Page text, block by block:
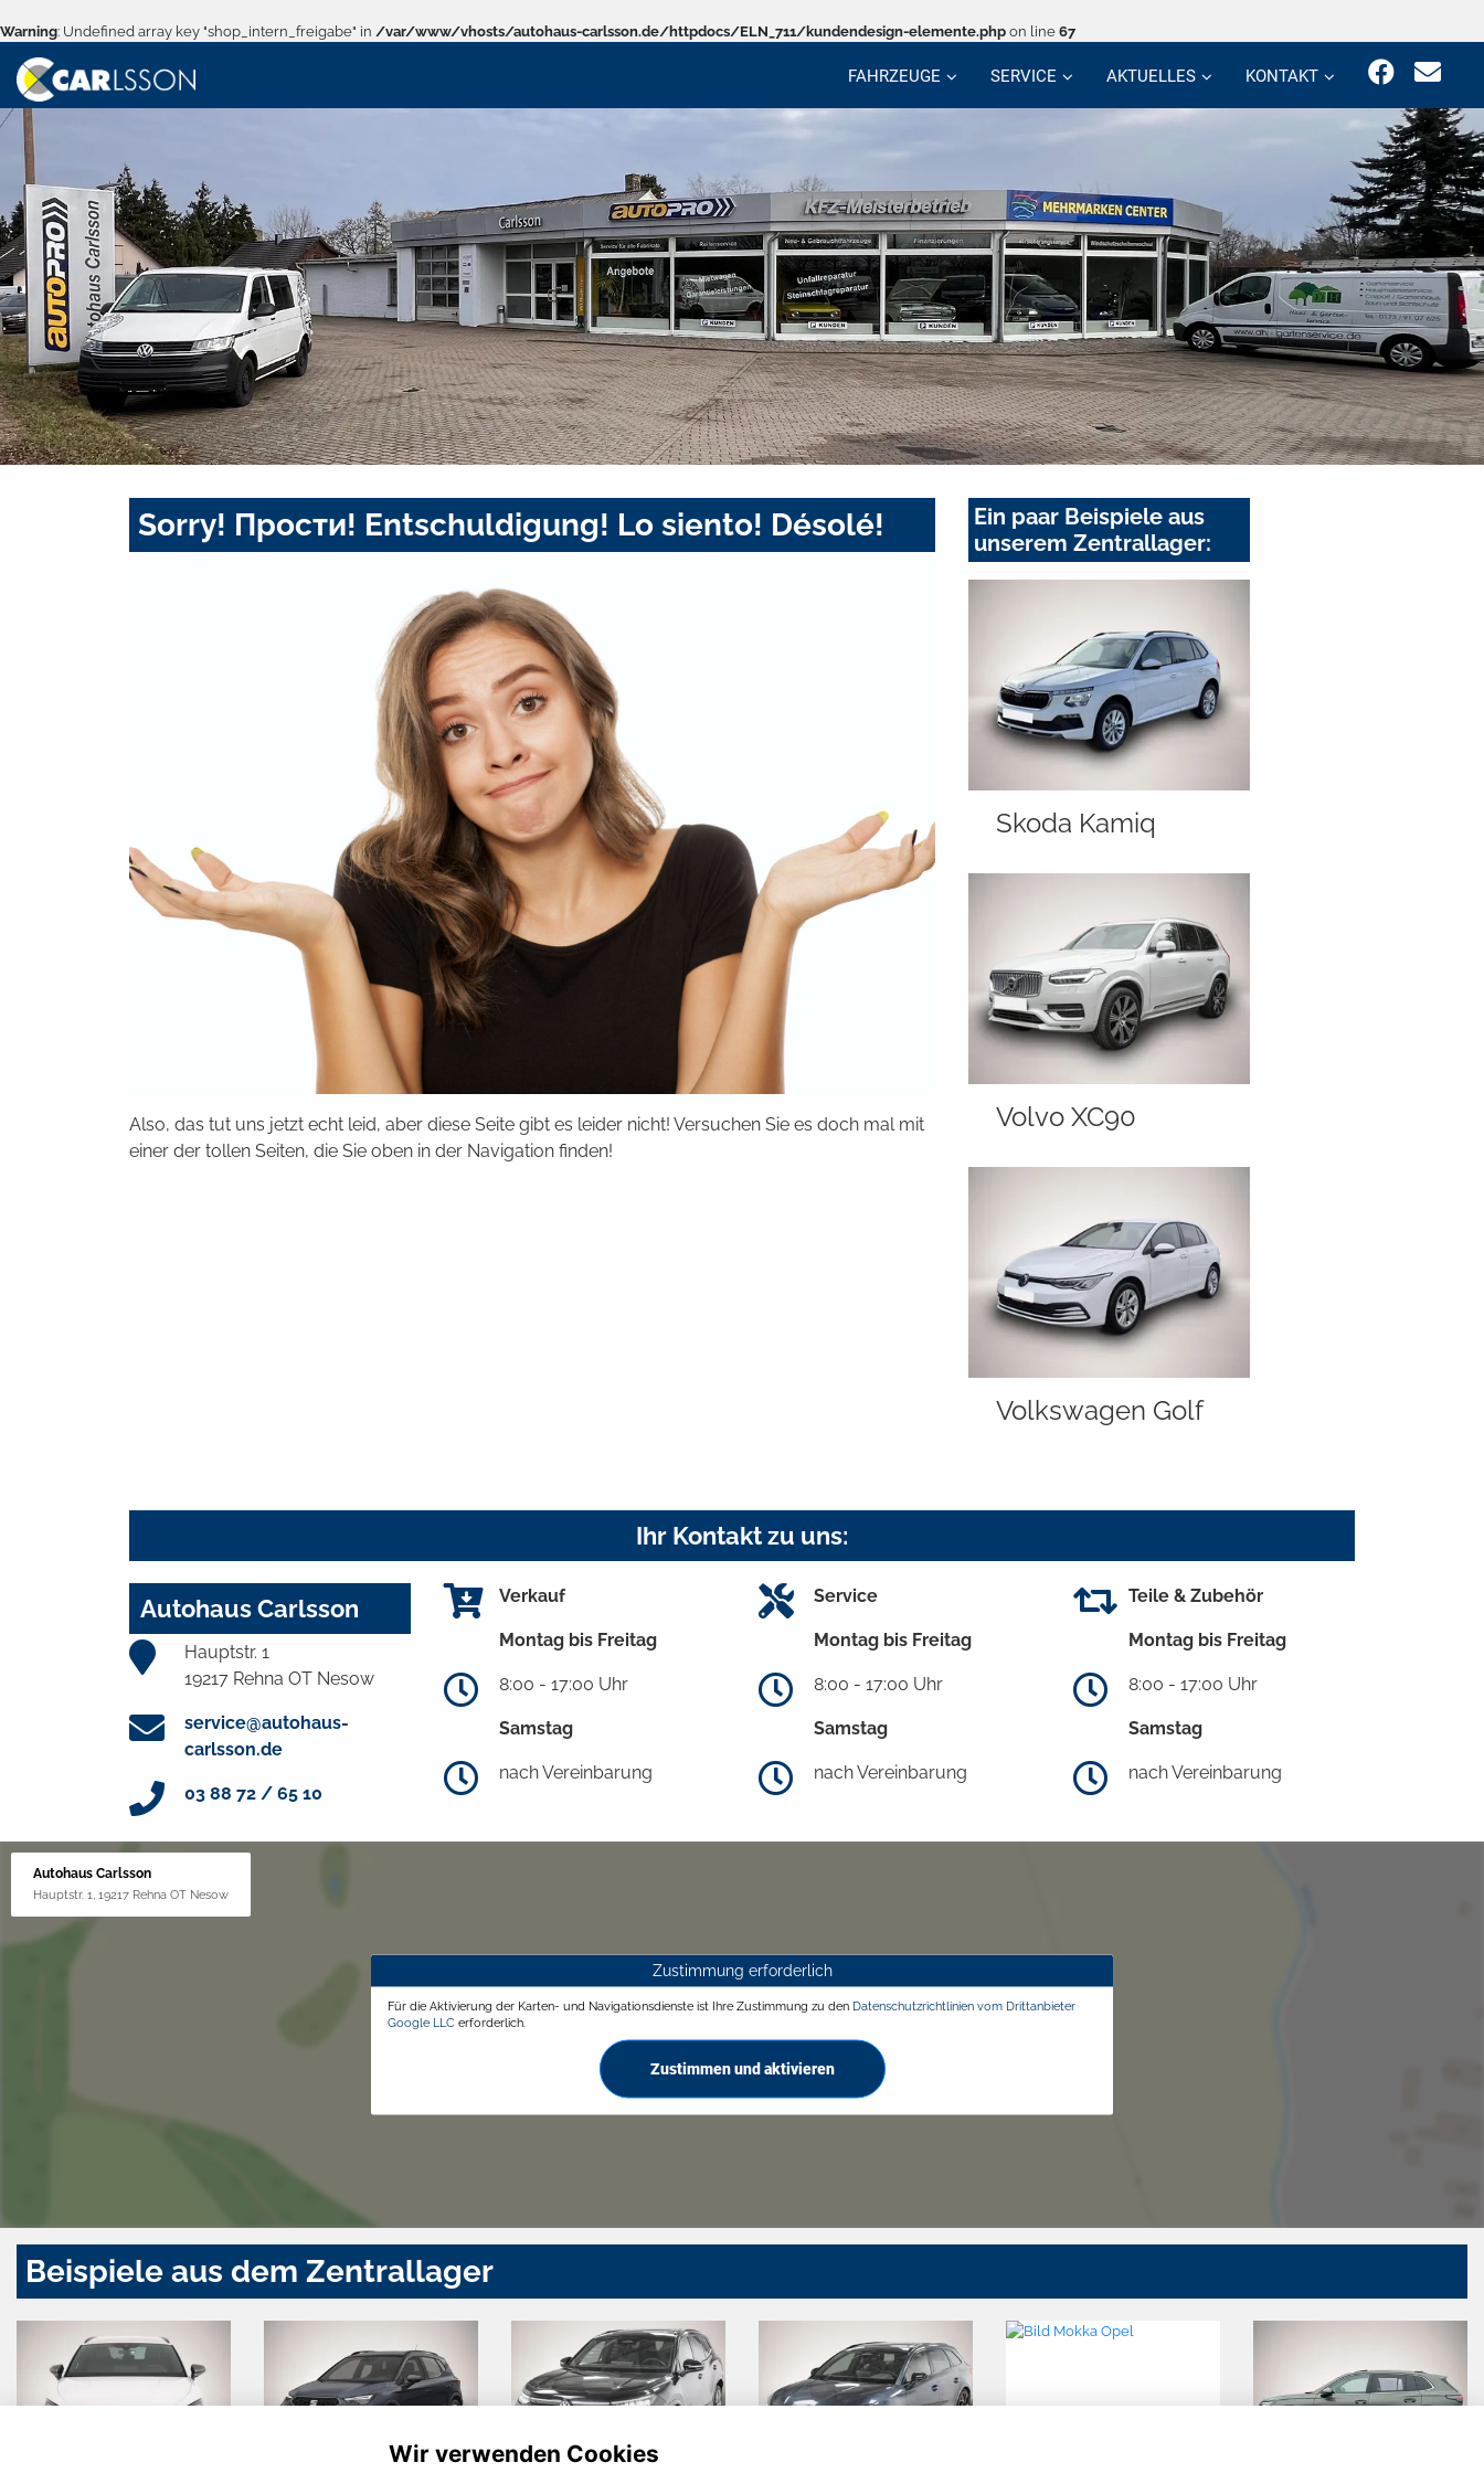
Warning: Undefined array key "shop_intern_freigabe" in /var/www/vhosts/autohaus-carlsson.de/httpdocs/ELN_711/kundendesign-elemente.php on line 67
FAHRZEUGE SERVICE AKTUELLES KONTAKT
Sorry! Прости! Entschuldigung! Lo siento! Désolé!
Also, das tut uns jetzt echt leid, aber diese Seite gibt es leider nicht! Versuchen Sie es doch mal mit
einer der tollen Seiten, die Sie oben in der Navigation finden!
Ein paar Beispiele aus
unserem Zentrallager:
Skoda Kamiq
Volvo XC90
Volkswagen Golf
Ihr Kontakt zu uns:
Autohaus Carlsson
Hauptstr. 1
19217 Rehna OT Nesow
service@autohaus-
carlsson.de
03 88 72 / 65 10
Verkauf
Montag bis Freitag
8:00 - 17:00 Uhr
Samstag
nach Vereinbarung
Service
Montag bis Freitag
8:00 - 17:00 Uhr
Samstag
nach Vereinbarung
Teile & Zubehör
Montag bis Freitag
8:00 - 17:00 Uhr
Samstag
nach Vereinbarung
Autohaus Carlsson
Hauptstr. 1, 19217 Rehna OT Nesow
Zustimmung erforderlich
Für die Aktivierung der Karten- und Navigationsdienste ist Ihre Zustimmung zu den Datenschutzrichtlinien vom Drittanbieter
Google LLC erforderlich.
Zustimmen und aktivieren
Beispiele aus dem Zentrallager
Wir verwenden Cookies